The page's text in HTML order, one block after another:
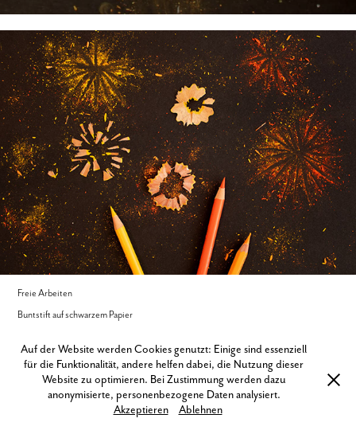
Freie Arbeiten
Buntstift auf schwarzem Papier
Impressum und Datenschutz
Auf der Website werden Cookies genutzt: Einige sind essenziell
für die Funktionalität, andere helfen dabei, die Nutzung dieser
Website zu optimieren. Bei Zustimmung werden dazu
anonymisierte, personenbezogene Daten analysiert.
Akzeptieren
Ablehnen